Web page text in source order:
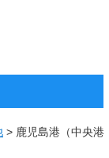
> 鹿児島港（中央港